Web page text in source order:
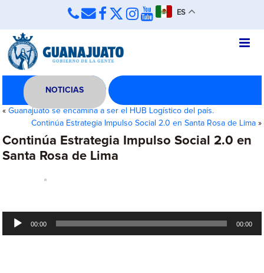
ES
NOTICIAS
«Guanajuato se encamina a ser el HUB Logístico del país.
Continúa Estrategia Impulso Social 2.0 en Santa Rosa de Lima»
Continúa Estrategia Impulso Social 2.0 en
Santa Rosa de Lima
Reproductor
00:00 00:00